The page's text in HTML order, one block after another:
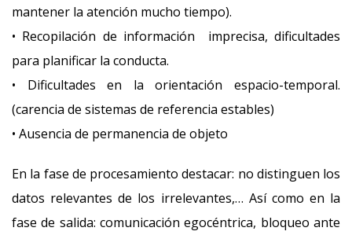
mantener la atención mucho tiempo).
• Recopilación de información imprecisa, dificultades
para planificar la conducta.
• Dificultades en la orientación espacio-temporal.
(carencia de sistemas de referencia estables)
• Ausencia de permanencia de objeto
En la fase de procesamiento destacar: no distinguen los
datos relevantes de los irrelevantes,… Así como en la
fase de salida: comunicación egocéntrica, bloqueo ante